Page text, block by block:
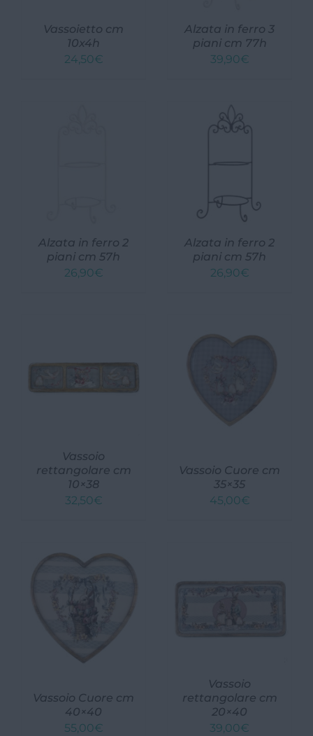
Vassoietto cm
10x4h
24,50€
Alzata in ferro 3
piani cm 77h
39,90€
Alzata in ferro 2
piani cm 57h
26,90€
Alzata in ferro 2
piani cm 57h
26,90€
Vassoio
rettangolare cm
10×38
32,50€
Vassoio Cuore cm
35×35
45,00€
Vassoio Cuore cm
40×40
55,00€
Vassoio
rettangolare cm
20×40
39,00€